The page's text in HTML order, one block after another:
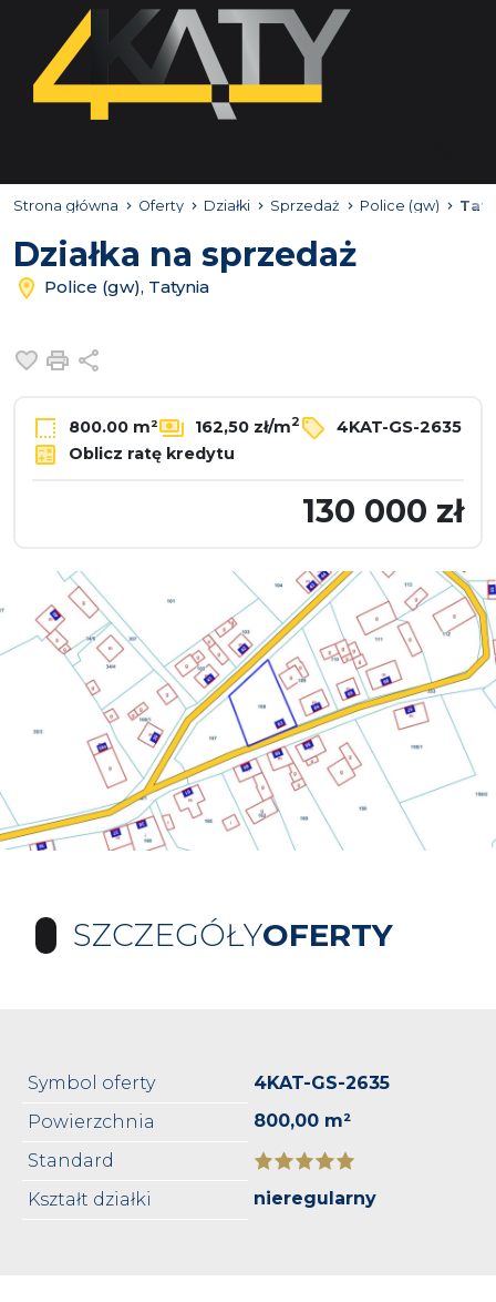
Strona główna Oferty Działki Sprzedaż Police (gw)
Działka na sprzedaż
Police (gw), Tatynia
Dodaj do ulubionych
Drukuj
800.00 m² 162,50 zł/m2
4KAT-GS-2635
Oblicz ratę kredytu
130 000 zł
SZCZEGÓŁYOFERTY
Symbol oferty
4KAT-GS-2635
Powierzchnia
800,00 m²
Standard
Kształt działki
nieregularny